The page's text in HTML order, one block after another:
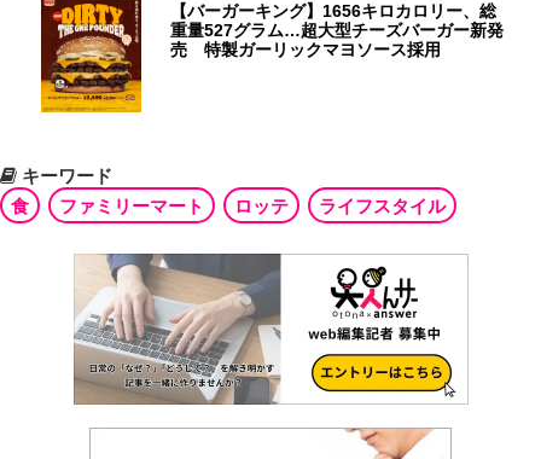
【バーガーキング】1656キロカロリー、総
重量527グラム…超大型チーズバーガー新発
売 特製ガーリックマヨソース採用
キーワード
食
ファミリーマート ロッテ ライフスタイル